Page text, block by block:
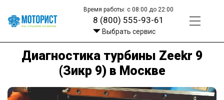
Время работы: с 08:00 до 22:00
8 (800) 555-93-61
Выбрать сервис
Диагностика турбины Zeekr 9
(Зикр 9) в Москве